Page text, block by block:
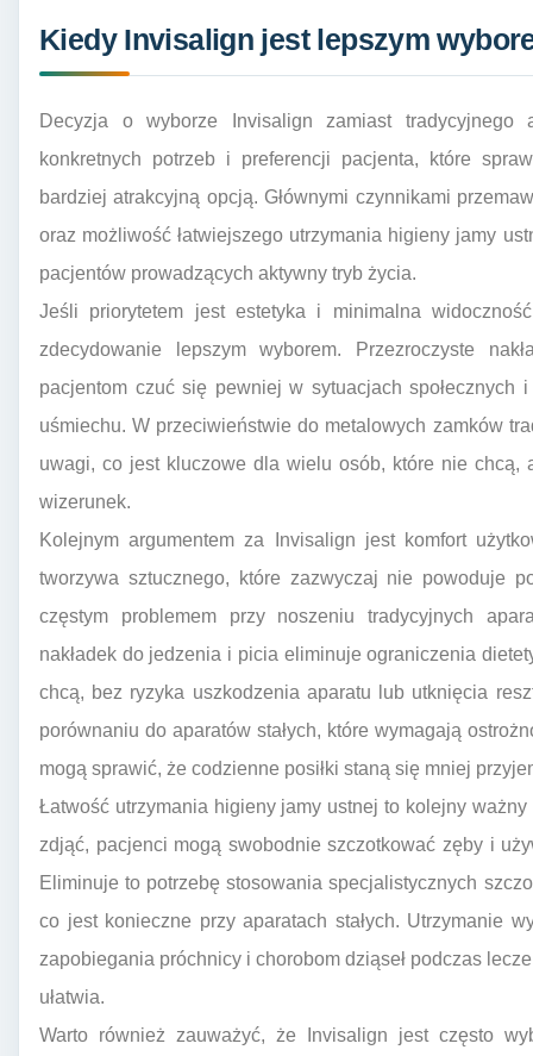
Kiedy Invisalign jest lepszym
Decyzja o wyborze Invisalign zamiast tradycyjnego
konkretnych potrzeb i preferencji pacjenta, które
bardziej atrakcyjną opcją. Głównymi czynnikami
oraz możliwość łatwiejszego utrzymania higieny jamy
pacjentów prowadzących aktywny tryb życia.
Jeśli priorytetem jest estetyka i minimalna
zdecydowanie lepszym wyborem. Przezroczyste
pacjentom czuć się pewniej w sytuacjach
uśmiechu. W przeciwieństwie do metalowych zamków
uwagi, co jest kluczowe dla wielu osób, które nie chcą,
wizerunek.
Kolejnym argumentem za Invisalign jest komfort
tworzywa sztucznego, które zazwyczaj nie powoduje
częstym problemem przy noszeniu tradycyjnych
nakładek do jedzenia i picia eliminuje ograniczenia
chcą, bez ryzyka uszkodzenia aparatu lub utknięcia
porównaniu do aparatów stałych, które wymagają
mogą sprawić, że codzienne posiłki staną się mniej
Łatwość utrzymania higieny jamy ustnej to kolejny
zdjąć, pacjenci mogą swobodnie szczotkować zęby i
Eliminuje to potrzebę stosowania specjalistycznych
co jest konieczne przy aparatach stałych. Utrzymanie
zapobiegania próchnicy i chorobom dziąseł podczas
ułatwia.
Warto również zauważyć, że Invisalign jest często